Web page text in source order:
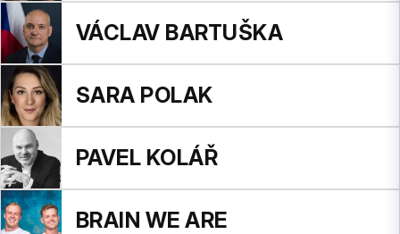
VÁCLAV BARTUŠKA
SARA POLAK
PAVEL KOLÁŘ
BRAIN WE ARE